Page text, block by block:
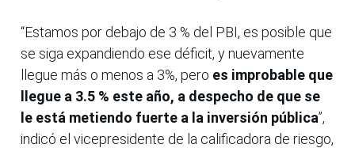
“Estamos por debajo de 3 % del PBI, es posible que
se siga expandiendo ese déficit, y nuevamente
llegue más o menos a 3%, pero es improbable que
llegue a 3.5 % este año, a despecho de que se
le está metiendo fuerte a la inversión pública”,
indicó el vicepresidente de la calificadora de riesgo,